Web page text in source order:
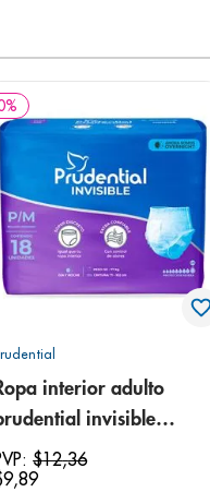
%
interior adulto
invisible
medium 18
$12,36
9,89